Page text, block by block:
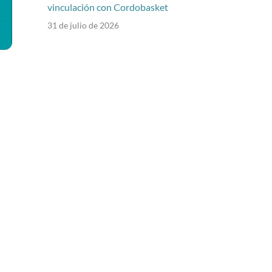
vinculación con Cordobasket
31 de julio de 2026